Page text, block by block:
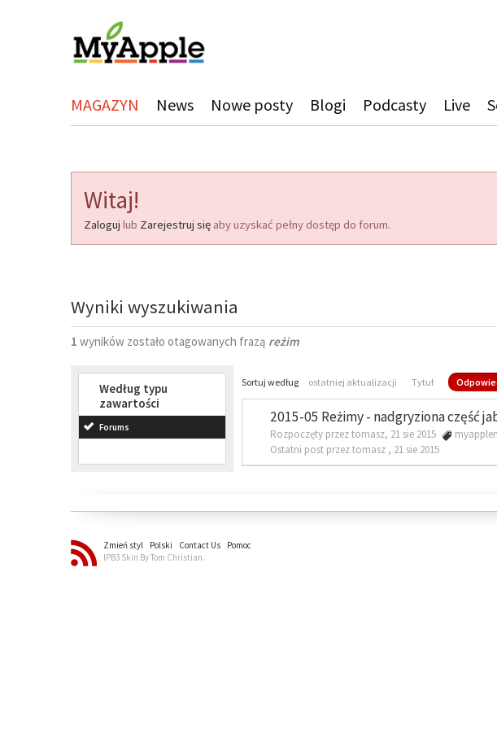
MAGAZYN News Nowe posty Blogi Podcasty Live
Witaj!
Zaloguj lub Zarejestruj się aby uzyskać pełny dostęp do forum.
Wyniki wyszukiwania
1 wyników zostało otagowanych frazą reżim
Według typu
zawartości
Forums
Sortuj według ostatniej aktualizacji Tytuł
2015-05 Reżimy - nadgryziona część
Rozpoczęty przez tomasz, 21 sie 2015
Ostatni post przez tomasz , 21 sie 2015
Zmień styl Polski Contact Us
Pomoc
IPB3 Skin By Tom Christian.